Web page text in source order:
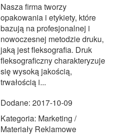
Nasza firma tworzy
opakowania i etykiety, które
bazują na profesjonalnej i
nowoczesnej metodzie druku,
jaką jest fleksografia. Druk
fleksograficzny charakteryzuje
się wysoką jakością,
trwałością i...
Dodane: 2017-10-09
Kategoria: Marketing /
Materiały Reklamowe